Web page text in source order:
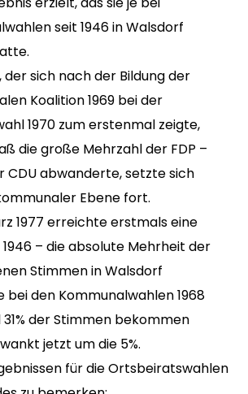
seit 1946 in Walsdorf
der sich nach der Bildung der
Koalition 1969 bei der
1970 zum erstenmal zeigte,
die große Mehrzahl der FDP –
CDU abwanderte, setzte sich
Ebene fort.
1977 erreichte erstmals eine
– die absolute Mehrheit der
Stimmen in Walsdorf
bei den Kommunalwahlen 1968
der Stimmen bekommen
jetzt um die 5%.
für die Ortsbeiratswahlen